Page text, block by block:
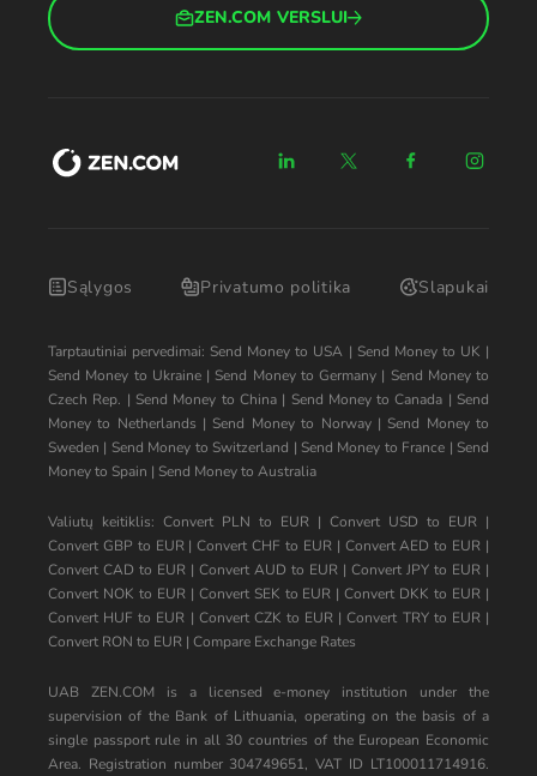
ZEN.COM VERSLUI
Sąlygos Privatumo politika Slapukai
Tarptautiniai pervedimai: Send Money to USA | Send Money to UK |
Send Money to Ukraine| Send Money to Germany | Send Money to
Czech Rep. | Send Money to China| Send Money to Canada | Send
Money to Netherlands | Send Money to Norway| Send Money to
Sweden | Send Money to Switzerland | Send Money to France | Send
Money to Spain | Send Money to Australia
Valiutų keitiklis: Convert PLN to EUR | Convert USD to EUR |
Convert GBP to EUR|Convert CHF to EUR| Convert AED to EUR |
Convert CAD to EUR | Convert AUD to EUR | Convert JPY to EUR |
Convert NOK to EUR| Convert SEK to EUR |Convert DKK to EUR |
Convert HUF to EUR | Convert CZK to EUR |Convert TRY to EUR|
Convert RON to EUR | Compare Exchange Rates
UAB ZEN.COM is a licensed e-money institution under the
supervision of the Bank of Lithuania, operating on the basis of a
single passport rule in all 30 countries of the European Economic
Area. Registration number 304749651, VAT ID LT100011714916.